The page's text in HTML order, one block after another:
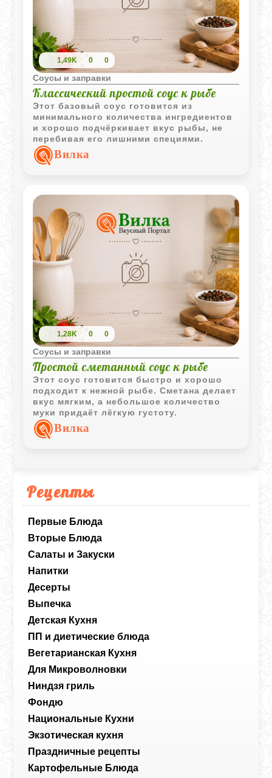
Рецепты
Первые Блюда
Вторые Блюда
Салаты и Закуски
Напитки
Десерты
Выпечка
Детская Кухня
ПП и диетические блюда
Вегетарианская Кухня
Для Микроволновки
Ниндзя гриль
Фондю
Национальные Кухни
Экзотическая кухня
Праздничные рецепты
Картофельные Блюда
1,49K 0 0
Соусы и заправки
Классический простой соус к рыбе
Этот базовый соус готовится из
минимального количества ингредиентов
и хорошо подчёркивает вкус рыбы, не
перебивая его лишними специями.
Вилка
1,28K 0 0
Соусы и заправки
Простой сметанный соус к рыбе
Этот соус готовится быстро и хорошо
подходит к нежной рыбе. Сметана делает
вкус мягким, а небольшое количество
муки придаёт лёгкую густоту.
Вилка